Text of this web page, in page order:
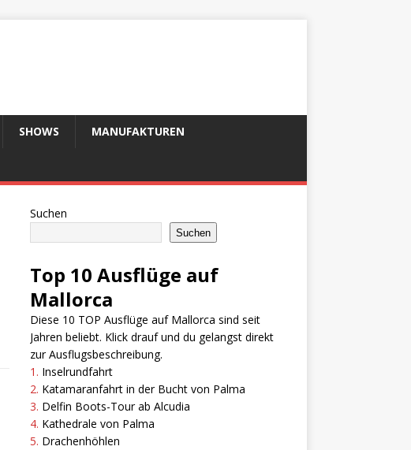
SHOWS MANUFAKTUREN
Suchen
Suchen
Top 10 Ausflüge auf
Mallorca
Diese 10 TOP Ausflüge auf Mallorca sind seit
Jahren beliebt. Klick drauf und du gelangst direkt
zur Ausflugsbeschreibung.
1. Inselrundfahrt
2. Katamaranfahrt in der Bucht von Palma
3. Delfin Boots-Tour ab Alcudia
4. Kathedrale von Palma
5. Drachenhöhlen